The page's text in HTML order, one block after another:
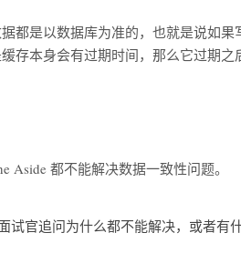
都是以数据库为准的，也就是说如
存本身会有过期时间，那么它过期之
Aside 都不能解决数据一致性问题。
试官追问为什么都不能解决，或者有